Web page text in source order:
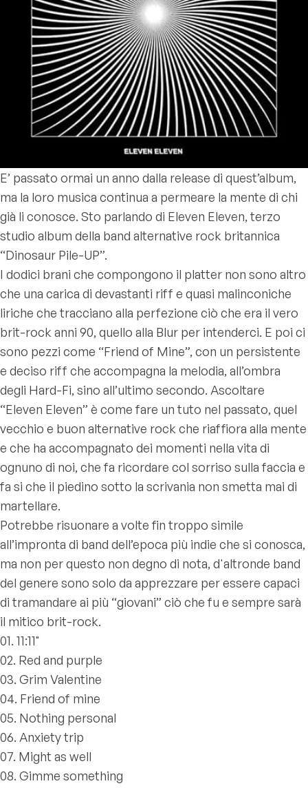
E’ passato ormai un anno dalla release di quest’album,
ma la loro musica continua a permeare la mente di chi
già li conosce. Sto parlando di Eleven Eleven, terzo
studio album della band alternative rock britannica
“Dinosaur Pile-UP”.
I dodici brani che compongono il platter non sono altro
che una carica di devastanti riff e quasi malinconiche
liriche che tracciano alla perfezione ciò che era il vero
brit-rock anni 90, quello alla Blur per intenderci. E poi ci
sono pezzi come “Friend of Mine”, con un persistente
e deciso riff che accompagna la melodia, all’ombra
degli Hard-Fi, sino all’ultimo secondo. Ascoltare
“Eleven Eleven” è come fare un tuto nel passato, quel
vecchio e buon alternative rock che riaffiora alla mente
e che ha accompagnato dei momenti nella vita di
ognuno di noi, che fa ricordare col sorriso sulla faccia e
fa si che il piedino sotto la scrivania non smetta mai di
martellare.
Potrebbe risuonare a volte fin troppo simile
all’impronta di band dell’epoca più indie che si conosca,
ma non per questo non degno di nota, d'altronde band
del genere sono solo da apprezzare per essere capaci
di tramandare ai più “giovani” ciò che fu e sempre sarà
il mitico brit-rock.
01. 11:11"
02. Red and purple
03. Grim Valentine
04. Friend of mine
05. Nothing personal
06. Anxiety trip
07. Might as well
08. Gimme something